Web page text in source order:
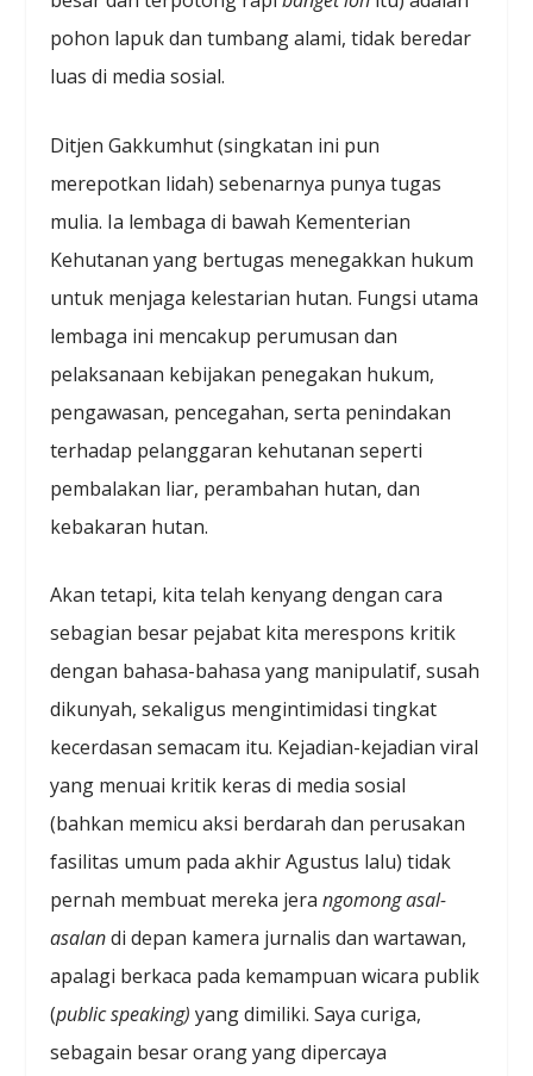
pohon lapuk dan tumbang alami, tidak beredar
luas di media sosial.
Ditjen Gakkumhut (singkatan ini pun
merepotkan lidah) sebenarnya punya tugas
mulia. Ia lembaga di bawah Kementerian
Kehutanan yang bertugas menegakkan hukum
untuk menjaga kelestarian hutan. Fungsi utama
lembaga ini mencakup perumusan dan
pelaksanaan kebijakan penegakan hukum,
pengawasan, pencegahan, serta penindakan
terhadap pelanggaran kehutanan seperti
pembalakan liar, perambahan hutan, dan
kebakaran hutan.
Akan tetapi, kita telah kenyang dengan cara
sebagian besar pejabat kita merespons kritik
dengan bahasa-bahasa yang manipulatif, susah
dikunyah, sekaligus mengintimidasi tingkat
kecerdasan semacam itu. Kejadian-kejadian viral
yang menuai kritik keras di media sosial
(bahkan memicu aksi berdarah dan perusakan
fasilitas umum pada akhir Agustus lalu) tidak
pernah membuat mereka jerangomong asal-
asalandi depan kamera jurnalis dan wartawan,
apalagi berkaca pada kemampuan wicara publik
(public speaking) yang dimiliki. Saya curiga,
sebagain besar orang yang dipercaya